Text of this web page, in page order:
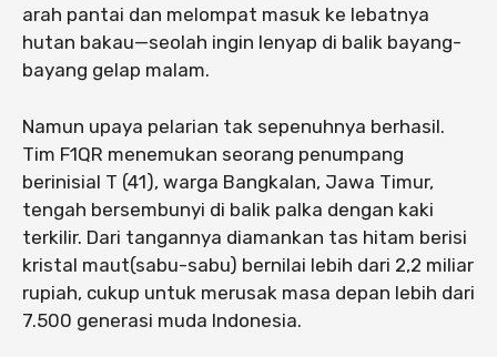
arah pantai dan melompat masuk ke lebatnya
hutan bakau—seolah ingin lenyap di balik bayang-
bayang gelap malam.
Namun upaya pelarian tak sepenuhnya berhasil.
Tim F1QR menemukan seorang penumpang
berinisial T (41), warga Bangkalan, Jawa Timur,
tengah bersembunyi di balik palka dengan kaki
terkilir. Dari tangannya diamankan tas hitam berisi
kristal maut(sabu-sabu) bernilai lebih dari 2,2 miliar
rupiah, cukup untuk merusak masa depan lebih dari
7.500 generasi muda Indonesia.